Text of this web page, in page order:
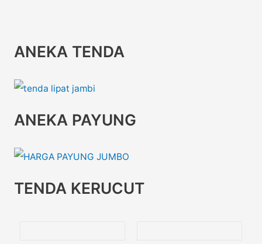
ANEKA TENDA
ANEKA PAYUNG
TENDA KERUCUT